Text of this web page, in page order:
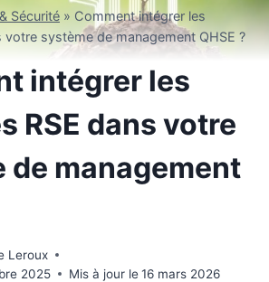
Sécurité » Comment intégrer les
votre système de management QHSE ?
intégrer les
RSE dans votre
de management
Leroux
2025 Mis à jour le 16 mars 2026